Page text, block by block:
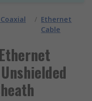
/ Ethernet
Cable